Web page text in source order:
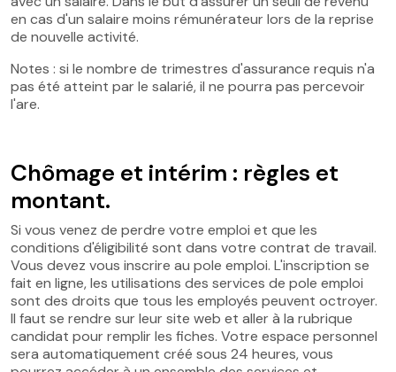
en cas d'un salaire moins rémunérateur lors de la reprise
de nouvelle activité.
Notes : si le nombre de trimestres d'assurance requis n'a
pas été atteint par le salarié, il ne pourra pas percevoir
l'are.
Chômage et intérim : règles et
montant.
Si vous venez de perdre votre emploi et que les
conditions d'éligibilité sont dans votre contrat de travail.
Vous devez vous inscrire au pole emploi. L'inscription se
fait en ligne, les utilisations des services de pole emploi
sont des droits que tous les employés peuvent octroyer.
Il faut se rendre sur leur site web et aller à la rubrique
candidat pour remplir les fiches. Votre espace personnel
sera automatiquement créé sous 24 heures, vous